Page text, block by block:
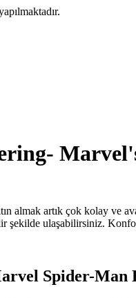
almak artık çok kolay ve
şekilde ulaşabilirsiniz.
Spider-Man